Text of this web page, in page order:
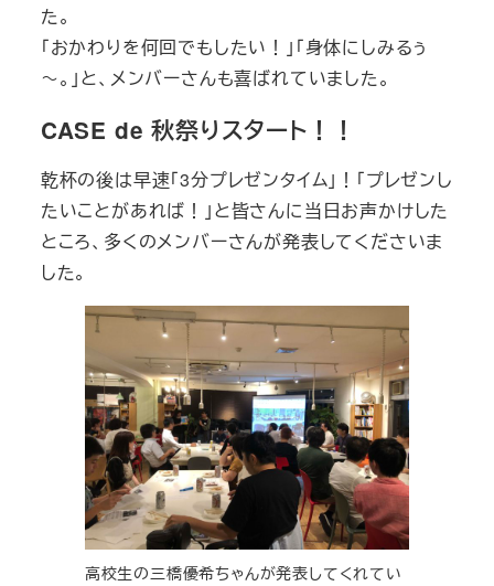
た。
「おかわりを何回でもしたい！」「身体にしみるぅ
～。」と、メンバーさんも喜ばれていました。
CASE de 秋祭りスタート！！
乾杯の後は早速「3分プレゼンタイム」！「プレゼンし
たいことがあれば！」と皆さんに当日お声かけした
ところ、多くのメンバーさんが発表してくださいま
した。
高校生の三橋優希ちゃんが発表してくれてい